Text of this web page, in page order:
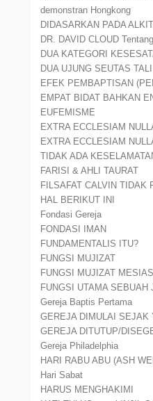
demonstran Hongkong
DIDASARKAN PADA
DR. DAVID CLOUD
DUA KATEGORI
DUA UJUNG SEUTAS TALI
EFEK PEMBAPTISAN
EMPAT BIDAT BAHKAN
EUFEMISME
EXTRA ECCLESIAM
EXTRA ECCLESIAM
TIDAK ADA
FARISI & AHLI TAURAT
FILSAFAT CALVIN TIDAK
HAL BERIKUT INI
Fondasi Gereja
FONDASI IMAN
FUNDAMENTALIS ITU?
FUNGSI MUJIZAT
FUNGSI MUJIZAT
FUNGSI UTAMA SEBUAH
Gereja Baptis Pertama
GEREJA DIMULAI SEJAK
GEREJA DITUTUP/
Gereja Philadelphia
HARI RABU ABU (ASH
Hari Sabat
HARUS MENGHAKIMI